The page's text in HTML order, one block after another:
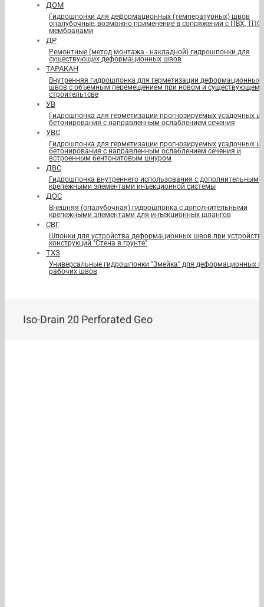
ДОМ
Гидрошпонки для деформационных (температурных) швов
опалубочные, возможно применение в сопряжении с ПВХ, ТПО
мембранами
ДР
Ремонтные (метод монтажа - накладной) гидрошпонки для
существующих деформационных швов
ТАРАКАН
Внутренняя гидрошпонка для герметизации деформационных
швов с объемным перемещением при новом и существующем
строительтсве
УВ
Гидрошпонка для герметизации прогнозируемых усадочных
бетонирования с направленным ослаблением сечения
УВС
Гидрошпонка для герметизации прогнозируемых усадочных
бетонирования с направленным ослаблением сечения и
встроенным бентонитовым шнуром
ДВС
Гидрошпонка внутреннего использования с дополнительными
крепежными элементами инъекционной системы
ДОС
Внешняя (опалубочная) гидрошпонка с дополнительными
крепежными элементами для инъекционных шлангов
СВГ
Шпонки для устройства деформационных швов при
конструкций "Стена в грунте"
ТХЗ
Универсальные гидрошпонки "Змейка" для деформационных и
рабочих швов
Iso-Drain 20 Perforated Geo